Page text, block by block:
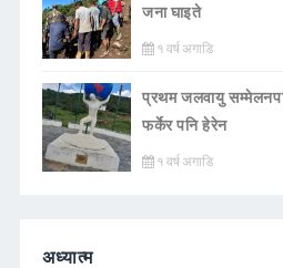
जना घाइते
१ वर्ष अगाडि
प्रथम जलवायु
फर्केर पनि हेरेन
१ वर्ष अगाडि
अध्यात्म